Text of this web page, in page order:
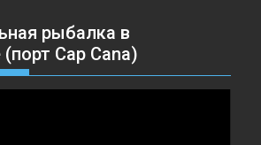
рыбалка в
Cap Cana)